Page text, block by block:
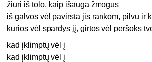
žiūri iš tolo, kaip išauga žmogus
iš galvos vėl pavirsta jis rankom, pilvu ir
kurios vėl spardys jį, girtos vėl peršoks
kad įklimptų vėl į
kad įklimptų vėl į